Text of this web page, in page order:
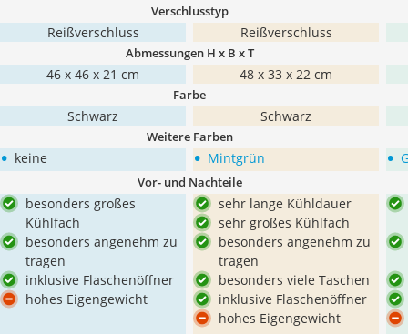
Verschlusstyp
Reißverschluss Reißverschluss
Abmessungen H x B x T
46 x 46 x 21 cm 48 x 33 x 22 cm
Farbe
Schwarz Schwarz
Weitere Farben
• keine • Mintgrün •
Vor- und Nachteile
besonders großes
Kühlfach
besonders angenehm zu
tragen
inklusive Flaschenöffner
hohes Eigengewicht
sehr lange Kühldauer
sehr großes Kühlfach
besonders angenehm zu
tragen
besonders viele Taschen
inklusive Flaschenöffner
hohes Eigengewicht